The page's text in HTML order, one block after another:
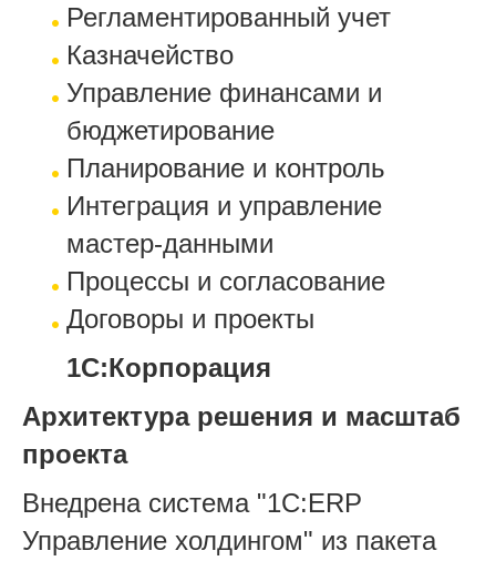
Регламентированный учет
Казначейство
Управление финансами и
бюджетирование
Планирование и контроль
Интеграция и управление
мастер-данными
Процессы и согласование
Договоры и проекты
1С:Корпорация
Архитектура решения и масштаб
проекта
Внедрена система "1С:ERP
Управление холдингом" из пакета